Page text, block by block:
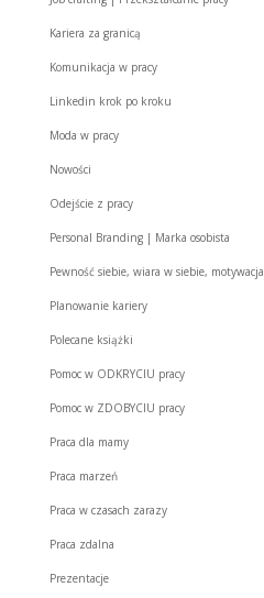
Kariera za granicą
Komunikacja w pracy
Linkedin krok po kroku
Moda w pracy
Nowości
Odejście z pracy
Personal Branding | Marka osobista
Pewność siebie, wiara w siebie, motywacja
Planowanie kariery
Polecane książki
Pomoc w ODKRYCIU pracy
Pomoc w ZDOBYCIU pracy
Praca dla mamy
Praca marzeń
Praca w czasach zarazy
Praca zdalna
Prezentacje